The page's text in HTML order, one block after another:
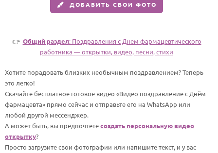
Мужчине
Маме
Папе
Детям
Все родственники
ПЕРСОНАЛЬНЫЕ
Пожелания
ДОБАВИТЬ СВОИ ФОТО
👉 Общий раздел: Поздравления с Днем фармацевтического
работника — открытки, видео, песни, стихи
Хотите порадовать близких необычным поздравлением? Теперь
это легко!
Скачайте бесплатное готовое видео «Видео поздравление с Днём
фармацевта» прямо сейчас и отправьте его на WhatsApp или
любой другой мессенджер.
А может быть, вы предпочтетесоздать персональную видео
открытку?
Просто загрузите свои фотографии или напишите текст, и у вас